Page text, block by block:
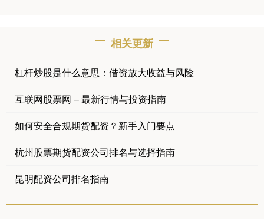
相关更新
杠杆炒股是什么意思：借资放大收益与风险
互联网股票网 – 最新行情与投资指南
如何安全合规期货配资？新手入门要点
杭州股票期货配资公司排名与选择指南
昆明配资公司排名指南